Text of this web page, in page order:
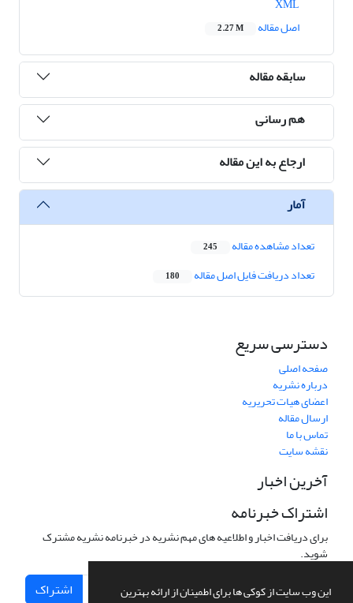
این وب سایت از کوکی ها برای اطمینان از ارائه بهترین
اصل مقاله
2.27 M
سابقه مقاله
هم رسانی
ارجاع به این مقاله
آمار
تعداد مشاهده مقاله 245
تعداد دریافت فایل اصل مقاله 180
دسترسی سریع
صفحه اصلی
درباره نشریه
اعضای هیات تحریریه
ارسال مقاله
تماس با ما
نقشه سایت
آخرین اخبار
اشتراک خبرنامه
برای دریافت اخبار و اطلاعیه های مهم نشریه در خبرنامه نشریه مشترک
شوید.
اشتراک